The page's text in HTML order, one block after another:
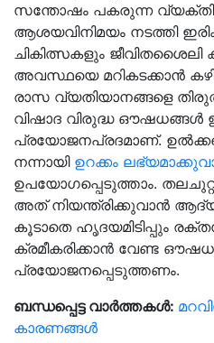
സന്തോഷം പകരുന്ന
ആശയവിനിമയം നടത്തി
ചികിത്സകളും
അവസ്ഥയെ മറികടക്കാൻ
രാസ വ്യതിയാനങ്ങളെ
വിഷാദ വിരുദ്ധ
പ്രയോജനപ്രദമാണ്.
നന്നായി ഉറക്കം
ഉപയോഗപ്പെടുത്താം.
അത് നിയന്ത്രിക്കുവാൻ
കൂടാതെ ഹൃദയമിടിപ്പും
ക്രമീകരിക്കാൻ വേണ്ട
പ്രയോജനപ്പെടുത്തണം.
ബന്ധപ്പെട്ട വാർത്തകൾ:
കാരണങ്ങൾ